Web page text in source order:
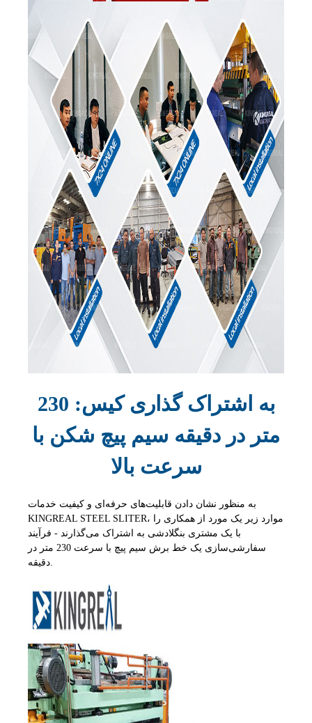
به اشتراک گذاری کیس: 230
متر در دقیقه سیم پیچ شکن با
سرعت بالا
به منظور نشان دادن قابلیت‌های حرفه‌ای و کیفیت خدمات
KINGREAL STEEL SLITER، موارد زیر یک مورد از همکاری را
با یک مشتری بنگلادشی به اشتراک می‌گذارند - فرآیند
سفارشی‌سازی یک خط برش سیم پیچ با سرعت 230 متر در